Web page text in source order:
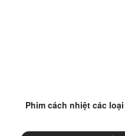
Phim cách nhiệt các